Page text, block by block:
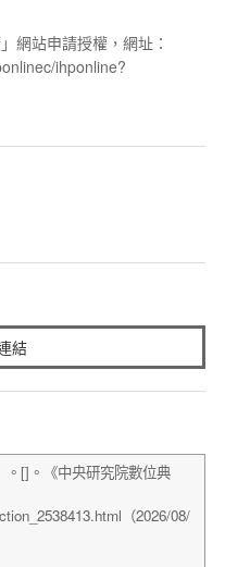
網站申請授權，網址：
ihponline?
結